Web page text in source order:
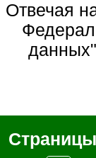
Отвечая на вопросы о персонах рода, не забываем о